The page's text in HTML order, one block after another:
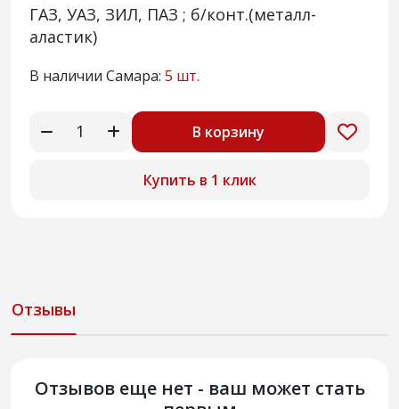
ГАЗ, УАЗ, ЗИЛ, ПАЗ ; б/конт.(металл-
аластик)
В наличии Самара: 5 шт.
В корзину
Купить в 1 клик
Отзывы
Отзывов еще нет - ваш может стать